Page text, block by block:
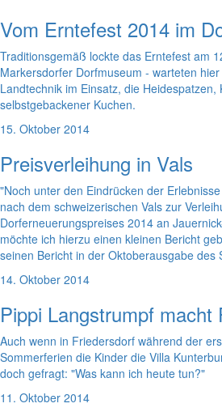
Vom Erntefest 2014 im
Traditionsgemäß lockte das Erntefest am
Markersdorfer Dorfmuseum - warteten
Landtechnik im Einsatz, die Heidespatzen,
selbstgebackener Kuchen.
15. Oktober 2014
Preisverleihung in Vals
"Noch unter den Eindrücken der
nach dem schweizerischen Vals zur
Dorferneuerungspreises 2014 an
möchte ich hierzu einen kleinen Bericht
seinen Bericht in der Oktoberausgabe des
14. Oktober 2014
Pippi Langstrumpf macht
Auch wenn in Friedersdorf während der
Sommerferien die Kinder die Villa
doch gefragt: "Was kann ich heute tun?"
11. Oktober 2014